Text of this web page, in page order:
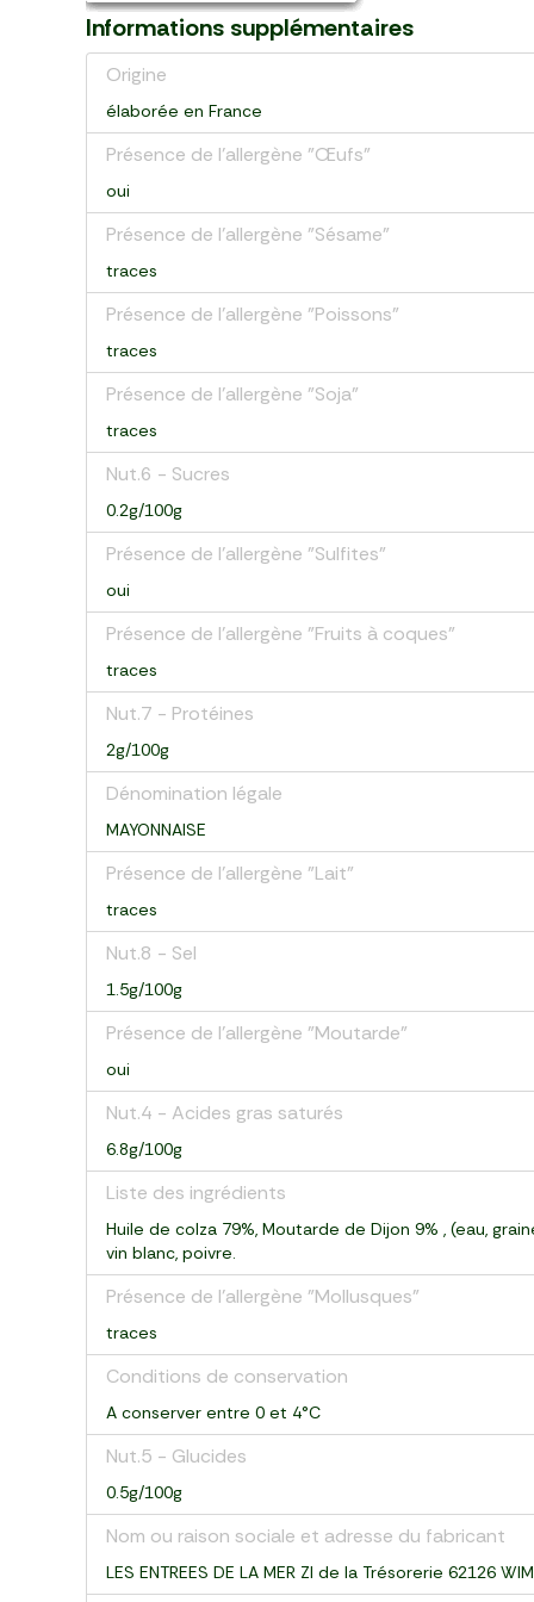
Informations supplémentaires
Origine
élaborée en France
Présence de l'allergène "Œufs"
oui
Présence de l'allergène "Sésame"
traces
Présence de l'allergène "Poissons"
traces
Présence de l'allergène "Soja"
traces
Nut.6 - Sucres
0.2g/100g
Présence de l'allergène "Sulfites"
oui
Présence de l'allergène "Fruits à coques"
traces
Nut.7 - Protéines
2g/100g
Dénomination légale
MAYONNAISE
Présence de l'allergène "Lait"
traces
Nut.8 - Sel
1.5g/100g
Présence de l'allergène "Moutarde"
oui
Nut.4 - Acides gras saturés
6.8g/100g
Liste des ingrédients
Huile de colza 79%, Moutarde de Dijon 9% , (eau,
vin blanc, poivre.
Présence de l'allergène "Mollusques"
traces
Conditions de conservation
A conserver entre 0 et 4°C
Nut.5 - Glucides
0.5g/100g
Nom ou raison sociale et adresse du fabricant
LES ENTREES DE LA MER ZI de la Trésorerie 62126